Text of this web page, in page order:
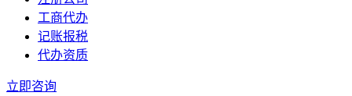
工商代办
记账报税
代办资质
立即咨询